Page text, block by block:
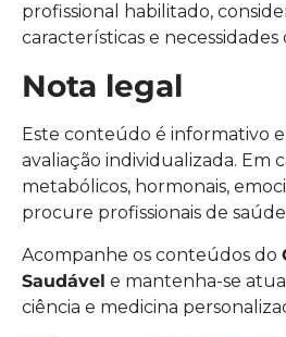
profissional habilitado,
características e necessidades
Nota legal
Este conteúdo é informativo
avaliação individualizada. Em
metabólicos, hormonais,
procure profissionais de
Acompanhe os conteúdos do
Saudável e mantenha-se
ciência e medicina